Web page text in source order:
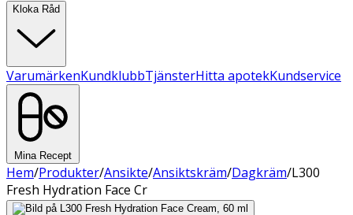
Kloka Råd
VarumärkenKundklubbTjänsterHitta apotekKundservice
Mina Recept
Hem/Produkter/Ansikte/Ansiktskräm/Dagkräm/L300
Fresh Hydration Face Cr